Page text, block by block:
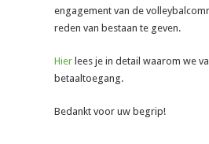
engagement van de
reden van bestaan te geven.
Hier lees je in detail waarom we
betaaltoegang.
Bedankt voor uw begrip!